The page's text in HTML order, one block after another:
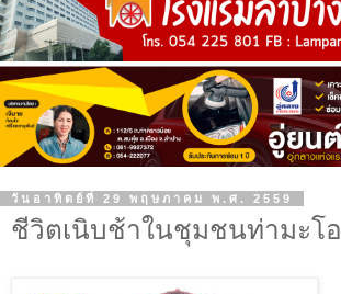
วันอาทิตย์ที่ 29 พฤษภาคม พ.ศ. 2559
ชีวิตเนิบช้าในชุมชนท่ามะโอ